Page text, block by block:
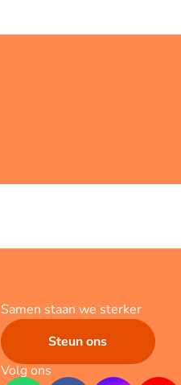
Samen staan we sterker
Steun ons
Volg ons